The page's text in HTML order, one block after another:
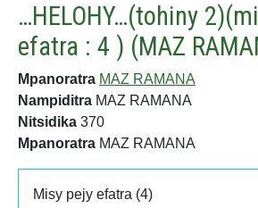
…HELOHY…(tohiny
efatra : 4 ) (MAZ
Mpanoratra MAZ RAMANA
Nampiditra MAZ RAMANA
Nitsidika 370
Mpanoratra MAZ RAMANA
Misy pejy efatra (4)